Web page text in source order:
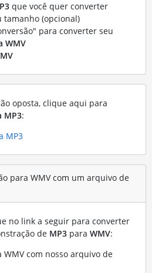
que você quer converter
(opcional)
para converter seu
WMV
oposta, clique aqui para
MP3:
MP3
para WMV com um arquivo de
no link a seguir para converter
de MP3para WMV:
WMV com nosso arquivo de